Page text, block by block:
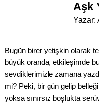
Aşk
Yazar:
Bugün birer yetişkin olarak
büyük oranda, etkileşimde
sevdiklerimizle zamana
mi? Peki, bir gün gelip
yoksa sınırsız boşlukta